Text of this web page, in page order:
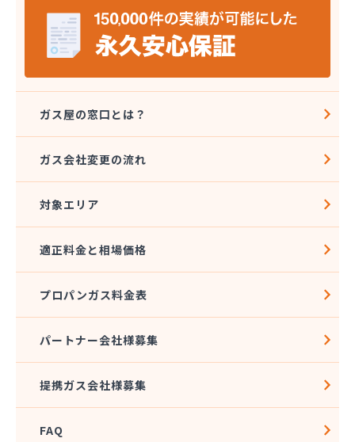
ガス屋の窓口とは？
ガス会社変更の流れ
対象エリア
適正料金と相場価格
プロパンガス料金表
パートナー会社様募集
提携ガス会社様募集
FAQ